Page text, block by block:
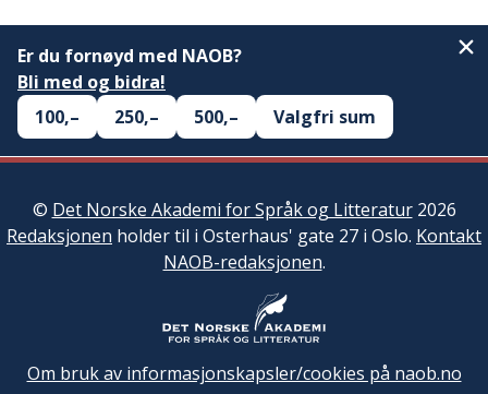
Er du fornøyd med NAOB?
Bli med og bidra!
100,–
250,– 500,– Valgfri sum
© Det Norske Akademi for Språk og Litteratur2026
Redaksjonen holder til i Osterhaus' gate 27 i Oslo. Kontakt
NAOB-redaksjonen.
Om bruk av informasjonskapsler/cookies på naob.no